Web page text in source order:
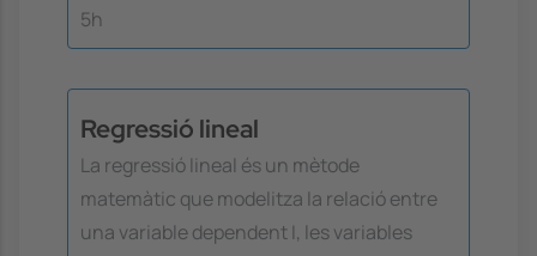
5h
Regressió lineal
La regressió lineal és un mètode
matemàtic que modelitza la relació entre
una variable dependent I, les variables